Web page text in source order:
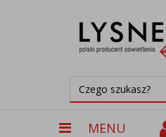
MENU